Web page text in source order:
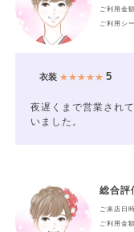
ご利用金
ご利用シ
衣装★★★★★ 5
夜遅くまで営業され
いました。
総合評
ご来店日
ご利用金